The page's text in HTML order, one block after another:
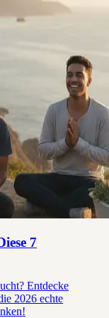
7
Entdecke
2026 echte